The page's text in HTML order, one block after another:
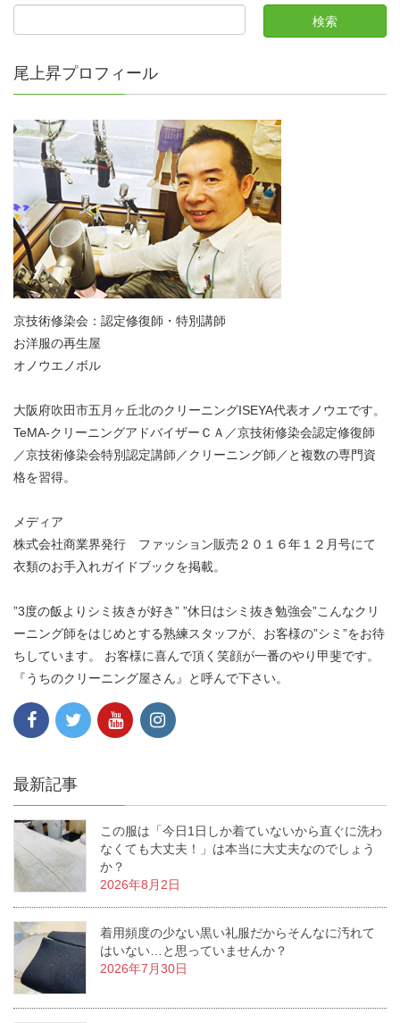
尾上昇プロフィール
京技術修染会：認定修復師・特別講師
お洋服の再生屋
オノウエノボル
大阪府吹田市五月ヶ丘北のクリーニングISEYA代表オノウエです。
TeMA-クリーニングアドバイザーＣＡ／京技術修染会認定修復師
／京技術修染会特別認定講師／クリーニング師／と複数の専門資
格を習得。
メディア
株式会社商業界発行 ファッション販売２０１６年１２月号にて
衣類のお手入れガイドブックを掲載。
”3度の飯よりシミ抜きが好き” ”休日はシミ抜き勉強会”こんなクリ
ーニング師をはじめとする熟練スタッフが、お客様の”シミ”をお待
ちしています。 お客様に喜んで頂く笑顔が一番のやり甲斐です。
『うちのクリーニング屋さん』と呼んで下さい。
最新記事
この服は「今日1日しか着ていないから直ぐに洗わ
なくても大丈夫！」は本当に大丈夫なのでしょう
か？
2026年8月2日
着用頻度の少ない黒い礼服だからそんなに汚れて
はいない…と思っていませんか？
2026年7月30日